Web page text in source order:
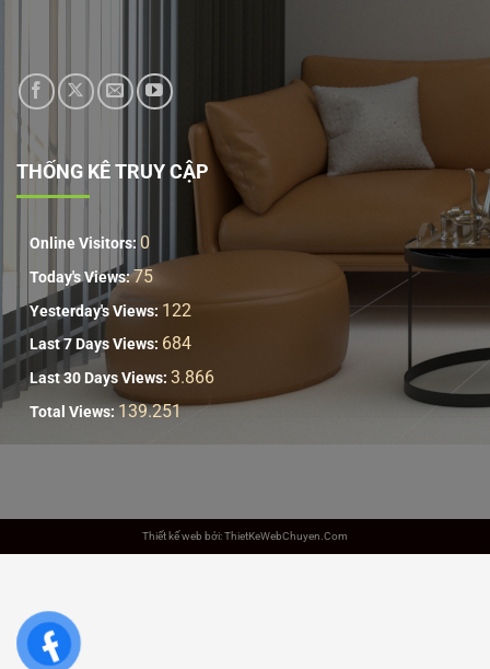
THỐNG KÊ TRUY CẬP
Online Visitors: 0
Today's Views:75
Yesterday's Views: 122
Last 7 Days Views: 684
Last 30 Days Views: 3.866
Total Views: 139.251
Thiết kế web bởi: ThietKeWebChuyen.Com